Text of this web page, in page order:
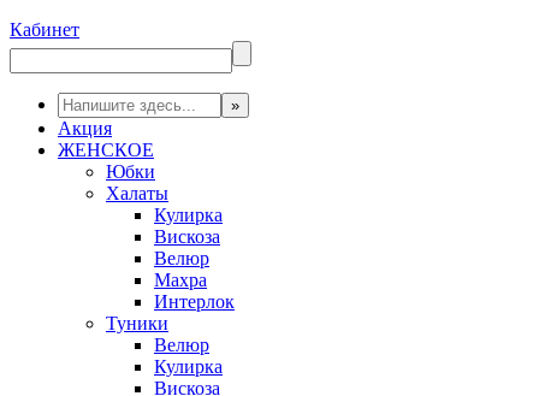
Кабинет
Акция
ЖЕНСКОЕ
Юбки
Халаты
Кулирка
Вискоза
Велюр
Махра
Интерлок
Туники
Велюр
Кулирка
Вискоза